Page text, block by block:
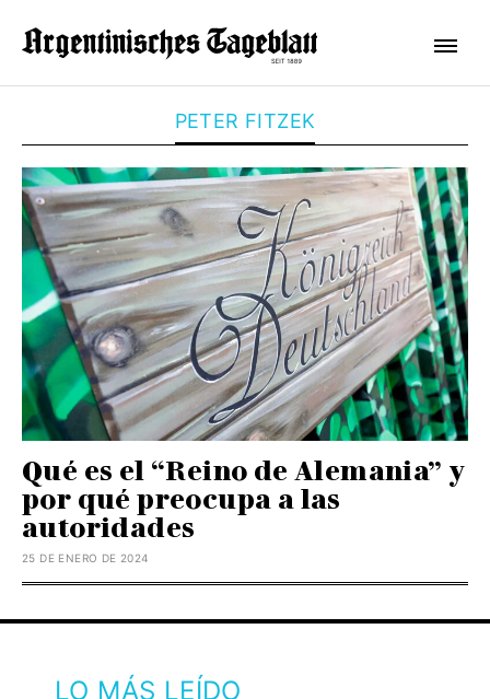
PETER FITZEK
Qué es el “Reino de Alemania” y
por qué preocupa a las
autoridades
25 DE ENERO DE 2024
LO MÁS LEÍDO